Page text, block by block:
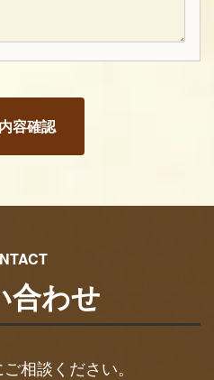
合わせ
相談ください。